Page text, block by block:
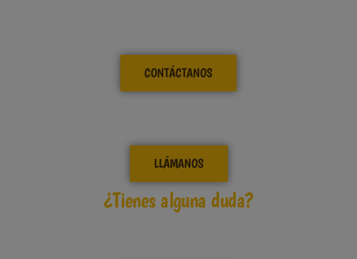
CONTÁCTANOS
LLÁMANOS
¿Tienes alguna duda?